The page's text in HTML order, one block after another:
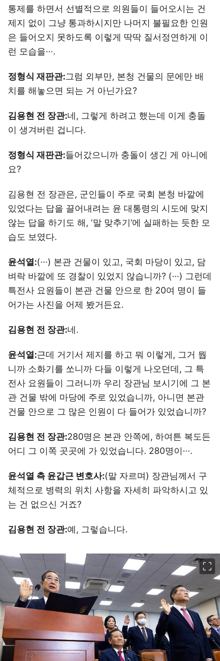
통제를 하면서 선별적으로 의원들이 들어오시는 건
제지 없이 그냥 통과하시지만 나머지 불필요한 인원
은 들어오지 못하도록 이렇게 딱딱 질서정연하게 이
런 모습을···.
정형식 재판관:그럼 외부만, 본청 건물의 문에만 배
치를 해놓으면 되는 거 아닌가요?
김용현 전 장관:네, 그렇게 하려고 했는데 이게 충돌
이 생겨버린 겁니다.
정형식 재판관:들어갔으니까 충돌이 생긴 게 아니에
요?
김용현 전 장관은, 군인들이 주로 국회 본청 바깥에
있었다는 답을 끌어내려는 윤 대통령의 시도에 맞지
않는 답을 하기도 해, ‘말 맞추기’에 실패하는 듯한 모
습도 보였다.
윤석열:(···) 본관 건물이 있고, 국회 마당이 있고, 담
벼락 바깥에 또 경찰이 있었지 않습니까? (···) 그런데
특전사 요원들이 본관 건물 안으로 한 20여 명이 들
어가는 사진을 어제 봤거든요.
김용현 전 장관:네.
윤석열:근데 거기서 제지를 하고 뭐 이렇게, 그거 뭡
니까 소화기를 쏘니까 다들 이렇게 나오던데, 그 특
전사 요원들이 그러니까 우리 장관님 보시기에 그 본
관 건물 밖에 마당에 주로 있었습니까, 아니면 본관
건물 안으로 그 많은 인원이 다 들어가 있었습니까?
김용현 전 장관:280명은 본관 안쪽에, 하여튼 복도든
어디 그 이쪽 곳곳에 가 있었습니다. 280명이···.
윤석열 측 윤갑근 변호사:(말 자르며) 장관님께서 구
체적으로 병력의 위치 사항을 자세히 파악하시고 있
는 건 없으신 거죠?
김용현 전 장관:예, 그렇습니다.